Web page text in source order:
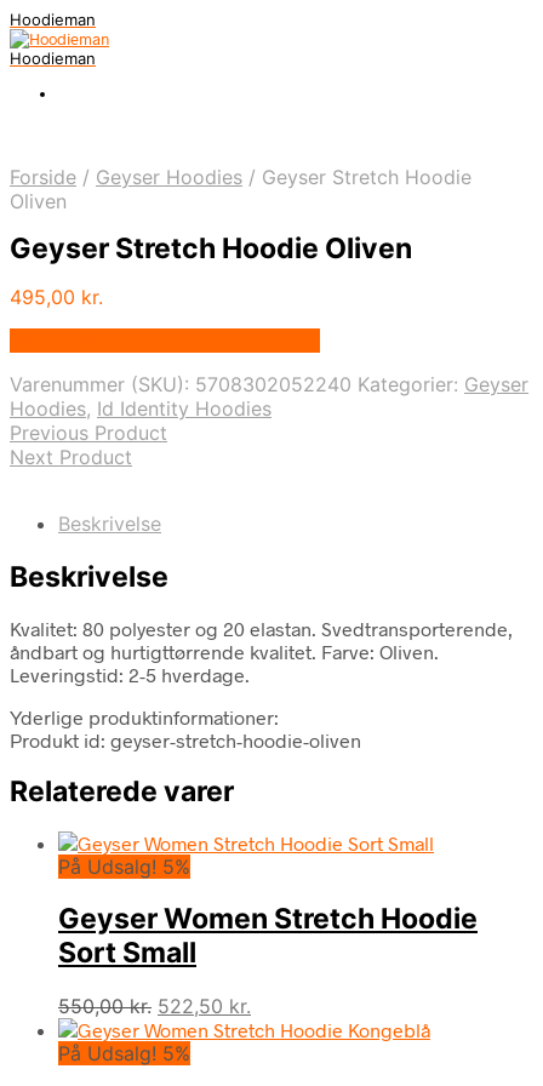
Hoodieman
Hoodieman
Forside / Geyser Hoodies / Geyser Stretch Hoodie
Oliven
Geyser Stretch Hoodie Oliven
495,00 kr.
Varenummer (SKU): 5708302052240 Kategorier: Geyser
Hoodies, Id Identity Hoodies
Previous Product
Next Product
Beskrivelse
Beskrivelse
Kvalitet: 80 polyester og 20 elastan. Svedtransporterende,
åndbart og hurtigttørrende kvalitet. Farve: Oliven.
Leveringstid: 2-5 hverdage.
Yderlige produktinformationer:
Produkt id: geyser-stretch-hoodie-oliven
Relaterede varer
På Udsalg! 5%
Geyser Women Stretch Hoodie
Sort Small
550,00kr. Den
oprindelige
pris
522,50 kr.
aktuelle
På Udsalg! 5%